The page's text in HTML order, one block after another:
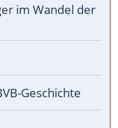
im Wandel der
Geschichte